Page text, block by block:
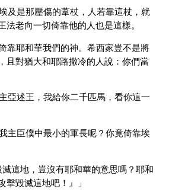
及是那壓傷的葦杖，人若靠這杖，就
法老向一切倚靠他的人也是這樣。
靠耶和華我們的神。希西家豈不是將
且對猶大和耶路撒冷的人說：你們當
亞述王，我給你二千匹馬，看你這一
主臣僕中最小的軍長呢？你竟倚靠埃
這地，豈沒有耶和華的意思嗎？耶和
毀滅這地吧！』」